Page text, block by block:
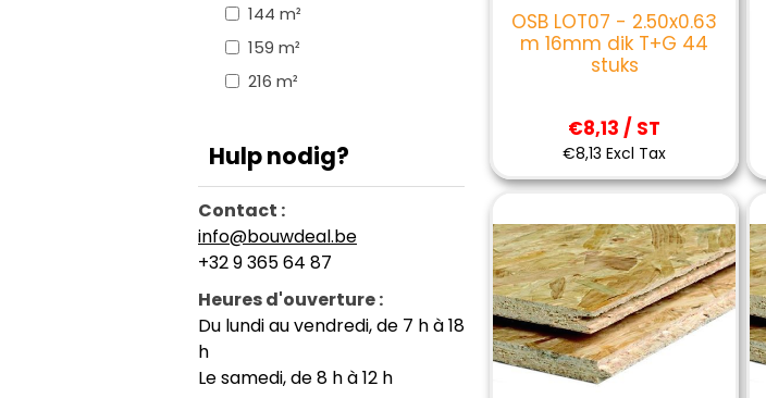
144 m²
159 m²
216 m²
Hulp nodig?
Contact :
info@bouwdeal.be
+32 9 365 64 87
Heures d'ouverture :
Du lundi au vendredi, de 7 h à 18
h
Le samedi, de 8 h à 12 h
OSB LOT07 - 2.50x0.63
m 16mm dik T+G 44
stuks
€8,13 / ST
€8,13 Excl Tax